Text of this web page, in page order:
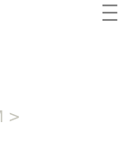
☰
>